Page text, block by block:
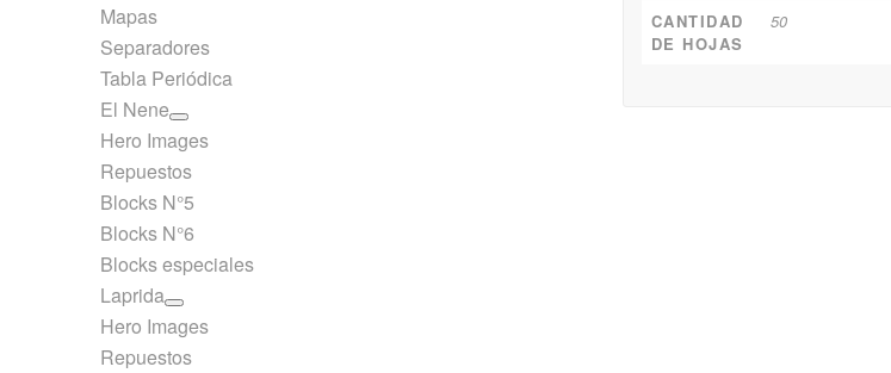
Mapas
Separadores
Tabla Periódica
El Nene
Hero Images
Repuestos
Blocks N°5
Blocks N°6
Blocks especiales
Laprida
Hero Images
Repuestos
CANTIDAD
DE HOJAS
50